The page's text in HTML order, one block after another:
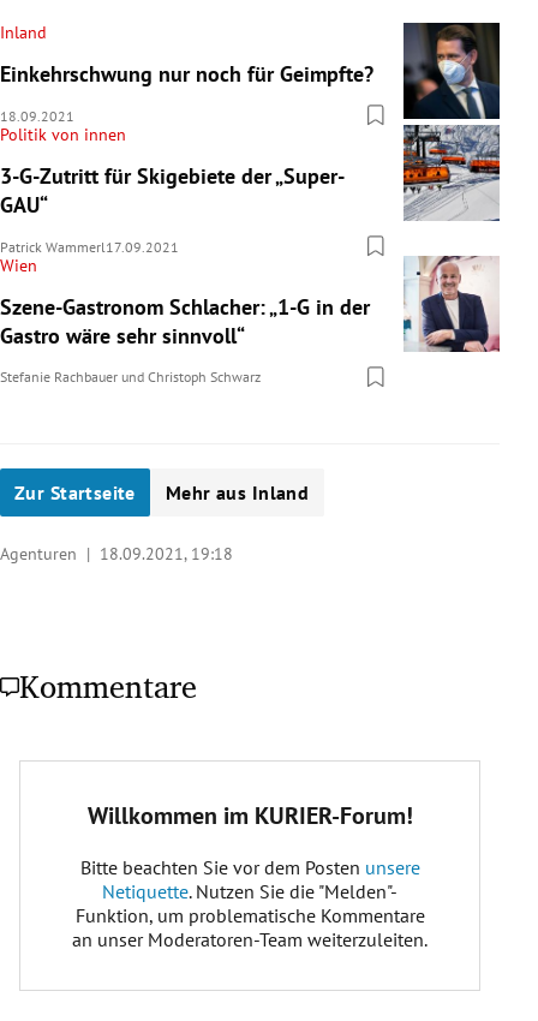
Inland
Einkehrschwung nur noch für Geimpfte?
18.09.2021
Politik von innen
3-G-Zutritt für Skigebiete der „Super-
GAU“
Patrick Wammerl 17.09.2021
Wien
Szene-Gastronom Schlacher: „1-G in der
Gastro wäre sehr sinnvoll“
Stefanie Rachbauer und Christoph Schwarz
Zur Startseite Mehr aus Inland
Agenturen | 18.09.2021, 19:18
Kommentare